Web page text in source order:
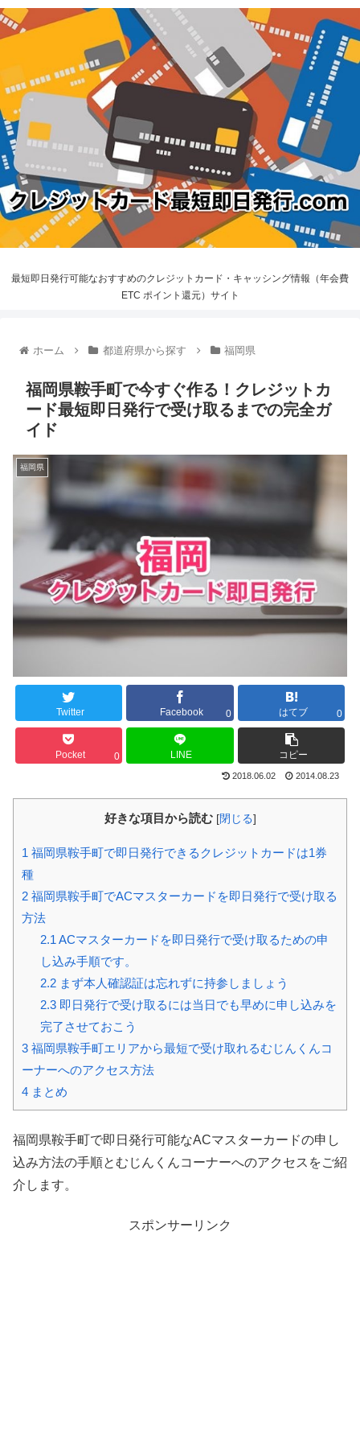
最短即日発行可能なおすすめのクレジットカード・キャッシング情報（年会費
ETC ポイント還元）サイト
ホーム 都道府県から探す 福岡県
福岡県鞍手町で今すぐ作る！クレジットカ
ード最短即日発行で受け取るまでの完全ガ
イド
福岡県
Twitter Facebook 0 はてブ 0
Pocket 0 LINE コピー
2018.06.02 2014.08.23
好きな項目から読む [閉じる]
1 福岡県鞍手町で即日発行できるクレジットカードは1券
種
2 福岡県鞍手町でACマスターカードを即日発行で受け取る
方法
2.1 ACマスターカードを即日発行で受け取るための申
し込み手順です。
2.2まず本人確認証は忘れずに持参しましょう
2.3即日発行で受け取るには当日でも早めに申し込みを
完了させておこう
3 福岡県鞍手町エリアから最短で受け取れるむじんくんコ
ーナーへのアクセス方法
4 まとめ
福岡県鞍手町で即日発行可能なACマスターカードの申し
込み方法の手順とむじんくんコーナーへのアクセスをご紹
介します。
スポンサーリンク